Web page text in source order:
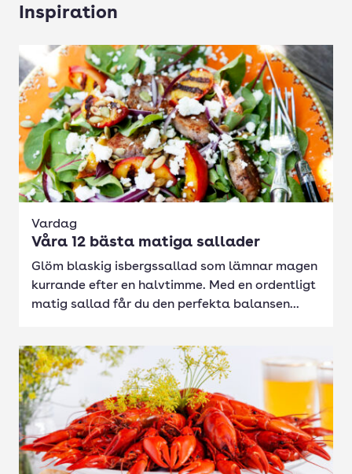
Inspiration
Vardag
Våra 12 bästa matiga sallader
Glöm blaskig isbergssallad som lämnar magen
kurrande efter en halvtimme. Med en ordentligt
matig sallad får du den perfekta balansen...